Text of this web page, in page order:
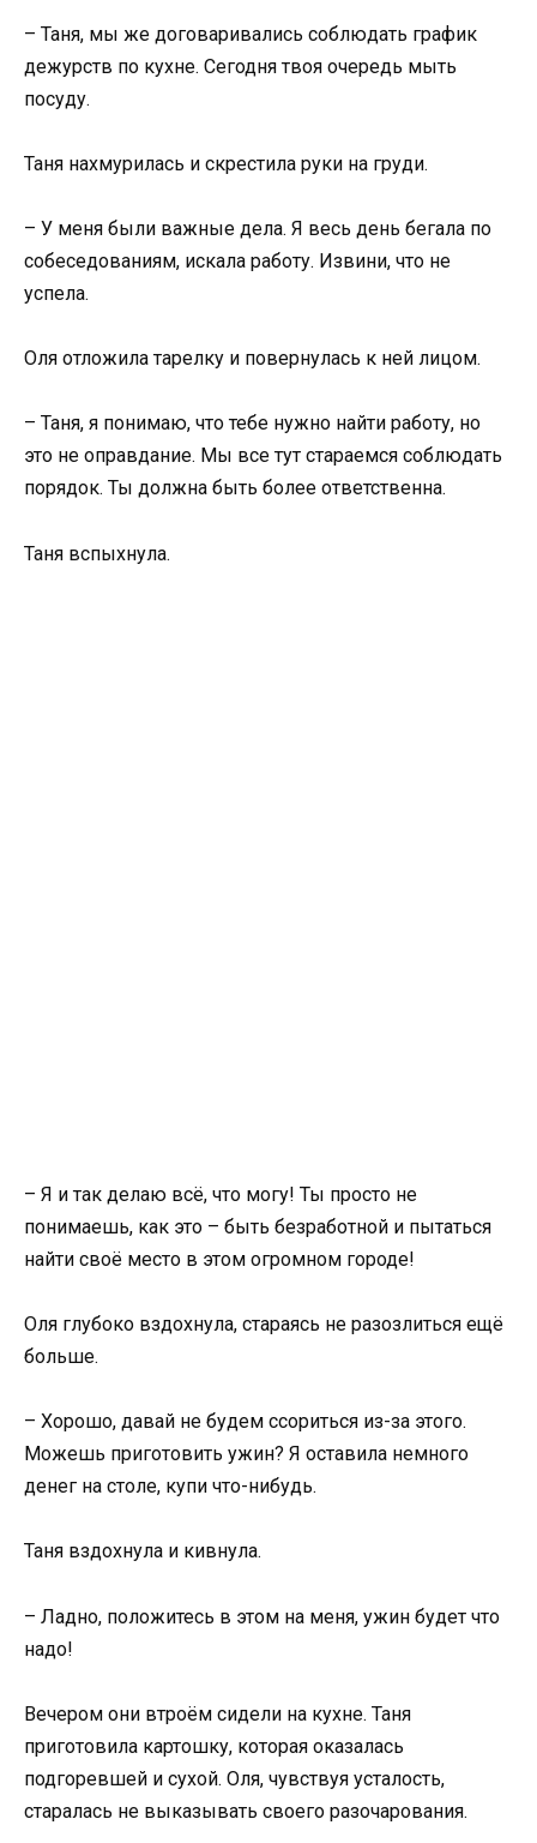
– Таня, мы же договаривались соблюдать график
дежурств по кухне. Сегодня твоя очередь мыть
посуду.
Таня нахмурилась и скрестила руки на груди.
– У меня были важные дела. Я весь день бегала по
собеседованиям, искала работу. Извини, что не
успела.
Оля отложила тарелку и повернулась к ней лицом.
– Таня, я понимаю, что тебе нужно найти работу, но
это не оправдание. Мы все тут стараемся соблюдать
порядок. Ты должна быть более ответственна.
Таня вспыхнула.
– Я и так делаю всё, что могу! Ты просто не
понимаешь, как это – быть безработной и пытаться
найти своё место в этом огромном городе!
Оля глубоко вздохнула, стараясь не разозлиться ещё
больше.
– Хорошо, давай не будем ссориться из-за этого.
Можешь приготовить ужин? Я оставила немного
денег на столе, купи что-нибудь.
Таня вздохнула и кивнула.
– Ладно, положитесь в этом на меня, ужин будет что
надо!
Вечером они втроём сидели на кухне. Таня
приготовила картошку, которая оказалась
подгоревшей и сухой. Оля, чувствуя усталость,
старалась не выказывать своего разочарования.